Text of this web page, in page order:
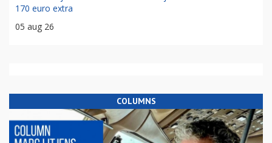
170 euro extra
05 aug 26
COLUMNS